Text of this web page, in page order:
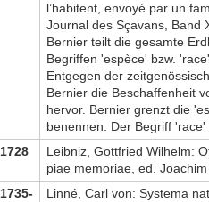
l’habitent, envoyé par un
Journal des Sçavans, Band
Bernier teilt die gesamte
Begriffen 'espèce' bzw.
Entgegen der
Bernier die Beschaffenheit
hervor. Bernier grenzt die
benennen. Der Begriff
1728
Leibniz, Gottfried Wilhelm:
piae memoriae, ed.
1735-
Linné, Carl von: Systema